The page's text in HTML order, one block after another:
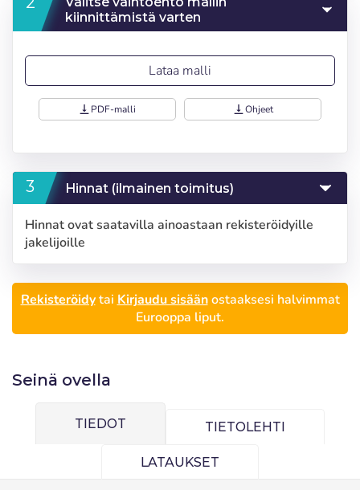
Kirjaudu sisään
kiinnittämistä varten
Lataa malli
vertical_align_bottom PDF-malli vertical_align_bottomOhjeet
Hinnat (ilmainen toimitus)
Hinnat ovat saatavilla ainoastaan rekisteröidyille
jakelijoille
Rekisteröidytai Kirjaudu sisäänostaaksesi halvimmat
Eurooppa liput.
Seinä ovella
TIEDOT TIETOLEHTI
LATAUKSET